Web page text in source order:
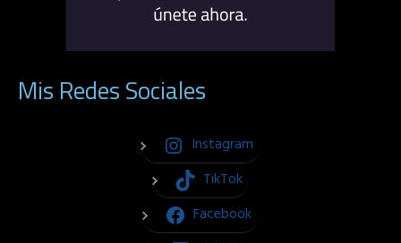
Mis Redes Sociales
Instagram
TikTok
Facebook